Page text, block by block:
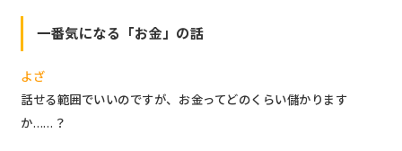
一番気になる「お金」の話
よざ
話せる範囲でいいのですが、お金ってどのくらい儲かります
か……？